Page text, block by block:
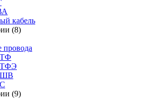
кабель
(8)
(9)